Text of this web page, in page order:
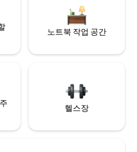
노트북 작업 공간
헬스장